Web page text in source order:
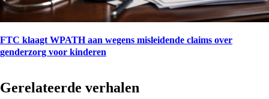
FTC klaagt WPATH aan wegens misleidende claims over
genderzorg voor kinderen
Gerelateerde verhalen